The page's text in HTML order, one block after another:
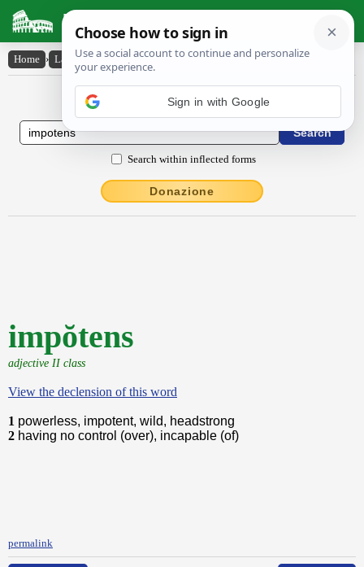
Latin Dictionary
Home › Latin-English › impŏtens
Latin to English Dictionary
Search within inflected forms
Donazione
impŏtens
adjective II class
View the declension of this word
1 powerless, impotent, wild, headstrong
2 having no control (over), incapable (of)
permalink
Sign in with Google